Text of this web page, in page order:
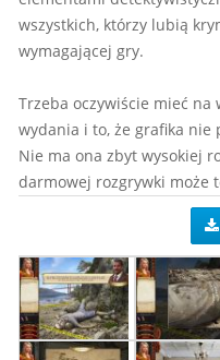
wszystkich, którzy lubią
wymagającej gry.
Trzeba oczywiście mieć
wydania i to, że grafika nie
Nie ma ona zbyt wysokiej
darmowej rozgrywki może